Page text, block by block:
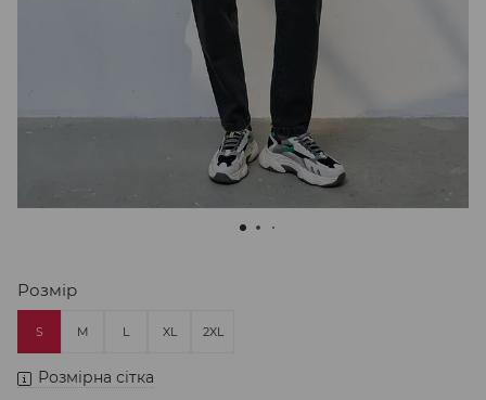
Розмір
S M L XL 2XL
Розмірна сітка